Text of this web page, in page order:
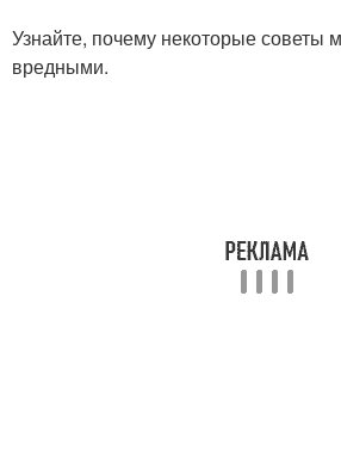
Узнайте, почему некоторые советы
вредными.